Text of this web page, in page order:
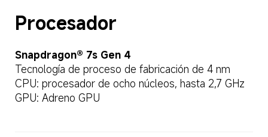
Procesador
Snapdragon® 7s Gen 4
Tecnología de proceso de fabricación de 4 nm
CPU: procesador de ocho núcleos, hasta 2,7 GHz
GPU: Adreno GPU